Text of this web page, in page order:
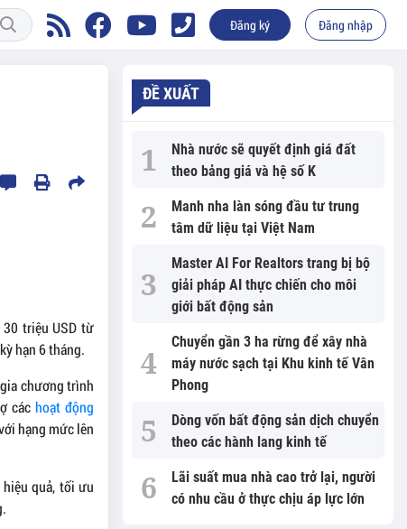
Đăng ký Đăng nhập
triệu USD từ
hạn 6 tháng.
chương trình
cáchoạt động
hạng mức lên
quả, tối ưu
ĐỀ XUẤT
Nhà nước sẽ quyết định giá đất
theo bảng giá và hệ số K
Manh nha làn sóng đầu tư trung
tâm dữ liệu tại Việt Nam
Master AI For Realtors trang bị bộ
giải pháp AI thực chiến cho môi
giới bất động sản
Chuyển gần 3 ha rừng để xây nhà
máy nước sạch tại Khu kinh tế Vân
Phong
Dòng vốn bất động sản dịch chuyển
theo các hành lang kinh tế
Lãi suất mua nhà cao trở lại, người
có nhu cầu ở thực chịu áp lực lớn